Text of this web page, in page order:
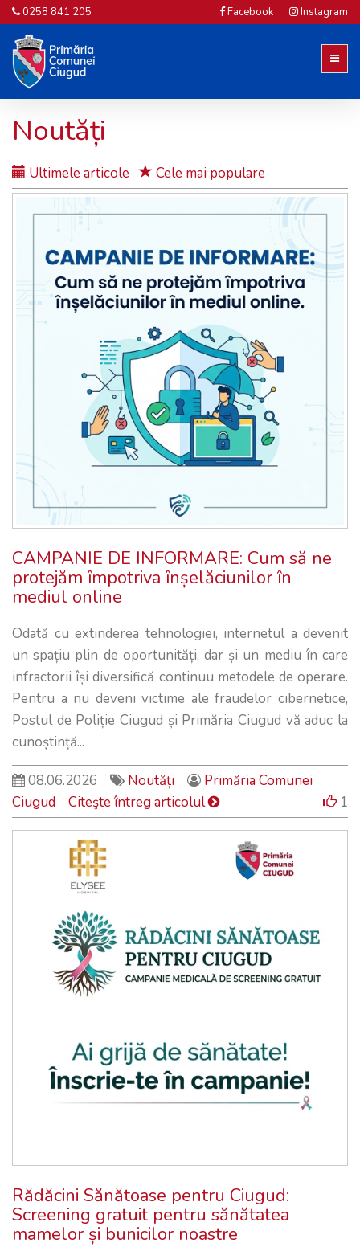
0258 841 205 Facebook Instagram
Noutăți
Ultimele articole Cele mai populare
CAMPANIE DE INFORMARE: Cum să ne
protejăm împotriva înșelăciunilor în
mediul online
Odată cu extinderea tehnologiei, internetul a devenit
un spațiu plin de oportunități, dar și un mediu în care
infractorii își diversifică continuu metodele de operare.
Pentru a nu deveni victime ale fraudelor cibernetice,
Postul de Poliție Ciugud și Primăria Ciugud vă aduc la
cunoștință...
08.06.2026 Noutăți
Primăria Comunei
Ciugud
Citeşte întreg articolul 1
Rădăcini Sănătoase pentru Ciugud:
Screening gratuit pentru sănătatea
mamelor și bunicilor noastre